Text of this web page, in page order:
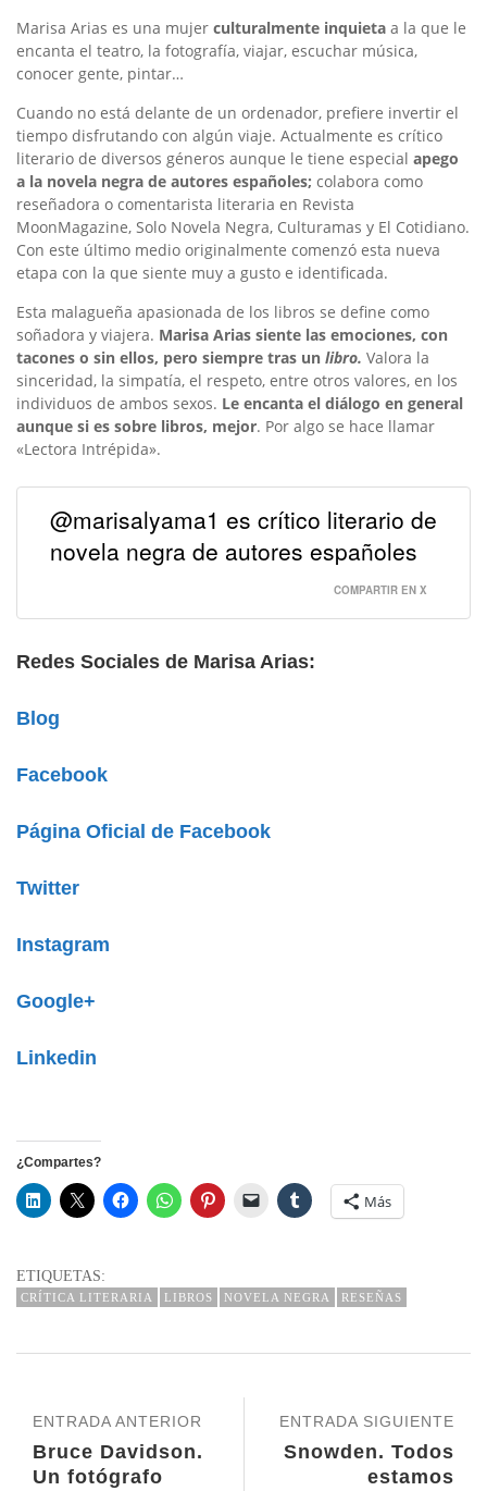
Marisa Arias es una mujer culturalmente inquieta a la que le
encanta el teatro, la fotografía, viajar, escuchar música,
conocer gente, pintar…
Cuando no está delante de un ordenador, prefiere invertir el
tiempo disfrutando con algún viaje. Actualmente es crítico
literario de diversos géneros aunque le tiene especial apego
a la novela negra de autores españoles; colabora como
reseñadora o comentarista literaria en Revista
MoonMagazine, Solo Novela Negra, Culturamas y El Cotidiano.
Con este último medio originalmente comenzó esta nueva
etapa con la que siente muy a gusto e identificada.
Esta malagueña apasionada de los libros se define como
soñadora y viajera. Marisa Arias siente las emociones, con
tacones o sin ellos, pero siempre tras un libro. Valora la
sinceridad, la simpatía, el respeto, entre otros valores, en los
individuos de ambos sexos. Le encanta el diálogo en general
aunque si es sobre libros, mejor. Por algo se hace llamar
«Lectora Intrépida».
@marisalyama1 es crítico literario de
novela negra de autores españoles
COMPARTIR EN X
Redes Sociales de Marisa Arias:
Blog
Facebook
Página Oficial de Facebook
Twitter
Instagram
Google+
Linkedin
¿Compartes?
Más
ETIQUETAS:
CRÍTICA LITERARIA LIBROS NOVELA NEGRA RESEÑAS
ENTRADA SIGUIENTE
Snowden. Todos
estamos
ENTRADA ANTERIOR
Bruce Davidson.
Un fotógrafo